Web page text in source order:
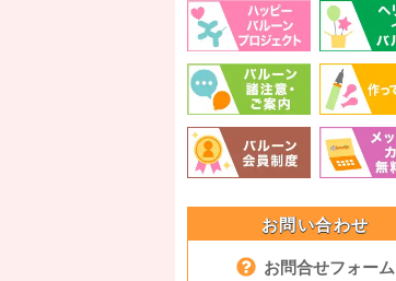
お問い合わせ
お問合せフォーム